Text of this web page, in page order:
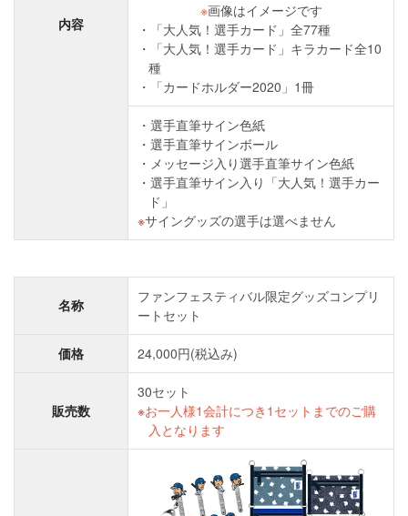
内容
※画像はイメージです
「大人気！選手カード」全77種
「大人気！選手カード」キラカード全10
種
「カードホルダー2020」1冊
選手直筆サイン色紙
選手直筆サインボール
メッセージ入り選手直筆サイン色紙
選手直筆サイン入り「大人気！選手カー
ド」
サイングッズの選手は選べません
名称
ファンフェスティバル限定グッズコンプリ
ートセット
価格 24,000円(税込み)
販売数
30セット
お一人様1会計につき1セットまでのご購
入となります